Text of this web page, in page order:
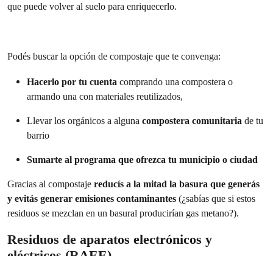
que puede volver al suelo para enriquecerlo.
Podés buscar la opción de compostaje que te convenga:
Hacerlo por tu cuenta comprando una compostera o
armando una con materiales reutilizados,
Llevar los orgánicos a alguna compostera comunitaria de tu
barrio
Sumarte al programa que ofrezca tu municipio o ciudad
Gracias al compostaje reducís a la mitad la basura que generás
y evitás generar emisiones contaminantes (¿sabías que si estos
residuos se mezclan en un basural producirían gas metano?).
Residuos de aparatos electrónicos y